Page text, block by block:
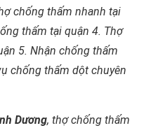
chống thấm nhanh tại
thấm tại quận 4. Thợ
5. Nhận chống thấm
chống thấm dột chuyên
Dương, thợ chống thấm